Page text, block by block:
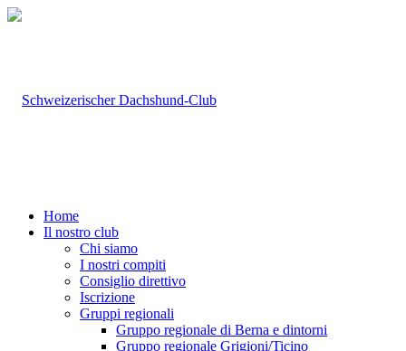
Home
Il nostro club
Chi siamo
I nostri compiti
Consiglio direttivo
Iscrizione
Gruppi regionali
Gruppo regionale di Berna e dintorni
Gruppo regionale Grigioni/Ticino